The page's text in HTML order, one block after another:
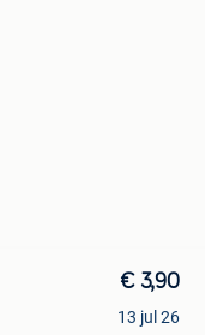
€ 3,90
13 jul 26